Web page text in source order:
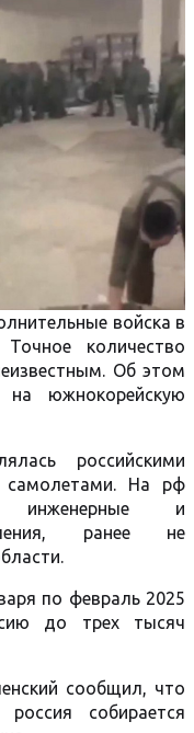
войска в
количество
Об этом
южнокорейскую
российскими
самолетами. На рф
инженерные и
ранее не
по февраль 2025
до трех тысяч
сообщил, что
собирается